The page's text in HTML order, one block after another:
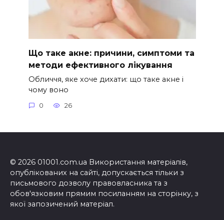
Що таке акне: причини, симптоми та
методи ефективного лікування
Обличчя, яке хоче дихати: що таке акне і
чому воно
0 26
© 2026 01001.com.ua Використання матеріалів,
опублікованих на сайті, допускається тільки з
письмового дозволу правовласника та з
обов'язковим прямим посиланням на сторінку, з
якої запозичений матеріал.